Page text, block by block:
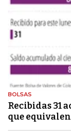
BOLSAS
Recibidas 31
que